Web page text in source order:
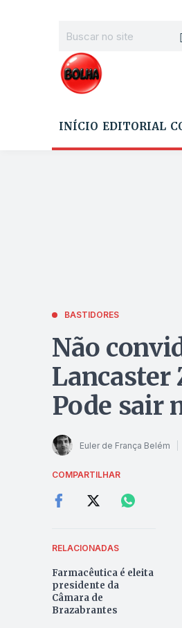
INÍCIO EDITORIAL
BASTIDORES
Não
Lancaster
Pode sair
Euler de França Belém
COMPARTILHAR
RELACIONADAS
Farmacêutica é eleita
presidente da
Câmara de
Brazabrantes